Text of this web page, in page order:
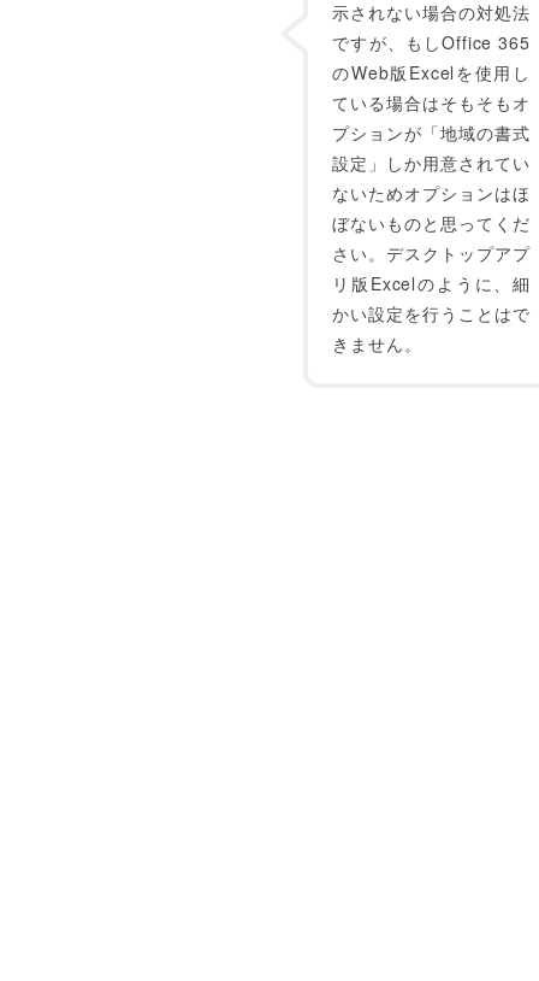
示されない場合の対処法
ですが、もしOffice 365
のWeb版Excelを使用し
ている場合はそもそもオ
プションが「地域の書式
設定」しか用意されてい
ないためオプションはほ
ぼないものと思ってくだ
さい。デスクトップアプ
リ版Excelのように、細
かい設定を行うことはで
きません。